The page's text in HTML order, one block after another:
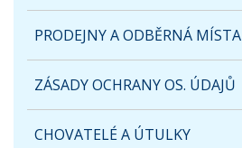
PRODEJNY A ODBĚRNÁ MÍSTA
ZÁSADY OCHRANY OS. ÚDAJŮ
CHOVATELÉ A ÚTULKY